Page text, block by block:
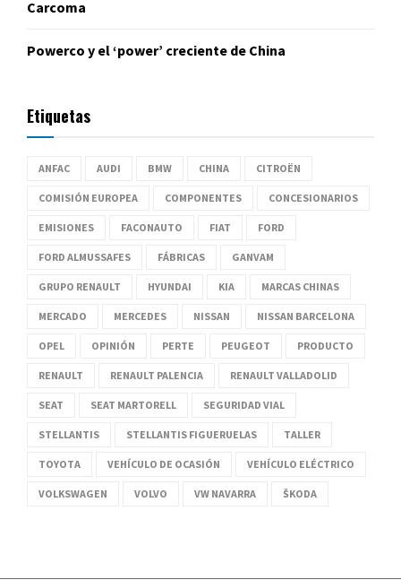
Carcoma
Powerco y el ‘power’ creciente de China
Etiquetas
ANFAC AUDI BMW CHINA CITROËN
COMISIÓN EUROPEA COMPONENTES CONCESIONARIOS
EMISIONES FACONAUTO FIAT FORD
FORD ALMUSSAFES FÁBRICAS GANVAM
GRUPO RENAULT HYUNDAI KIA MARCAS CHINAS
MERCADO MERCEDES NISSAN NISSAN BARCELONA
OPEL OPINIÓN PERTE PEUGEOT PRODUCTO
RENAULT RENAULT PALENCIA RENAULT VALLADOLID
SEAT SEAT MARTORELL SEGURIDAD VIAL
STELLANTIS STELLANTIS FIGUERUELAS TALLER
TOYOTA VEHÍCULO DE OCASIÓN VEHÍCULO ELÉCTRICO
VOLKSWAGEN VOLVO VW NAVARRA ŠKODA